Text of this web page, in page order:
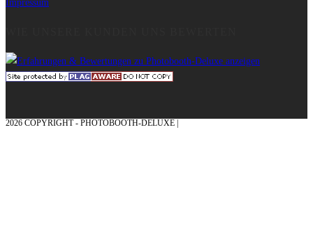
Impressum
2026 COPYRIGHT - PHOTOBOOTH-DELUXE |